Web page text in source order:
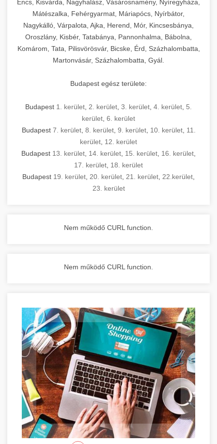
Encs, Kisvárda, Nagyhalász, Vásárosnamény, Nyíregyháza,
Mátészalka, Fehérgyarmat, Máriapócs, Nyírbátor,
Nagykálló, Várpalota, Ajka, Herend, Mór, Kincsesbánya,
Oroszlány, Kisbér, Tatabánya, Pannonhalma, Bábolna,
Komárom, Tata, Pilisvörösvár, Bicske, Érd, Százhalombatta,
Martonvásár, Százhalombatta, Gyál.
Budapest egész területe:
Budapest 1. kerület 2. kerület 3. kerület 4. kerület 5.
kerület 6. kerület
Budapest 7. kerület, 8. kerület, 9. kerület, 10. kerület, 11.
kerület 12. kerület
Budapest 13. kerület 14. kerület 15. kerület 16. kerület
17. kerület 18. kerület
Budapest 19. kerület 20. kerület 21. kerület 22.kerület
23. kerület
Nem működő CURL function.
Nem működő CURL function.